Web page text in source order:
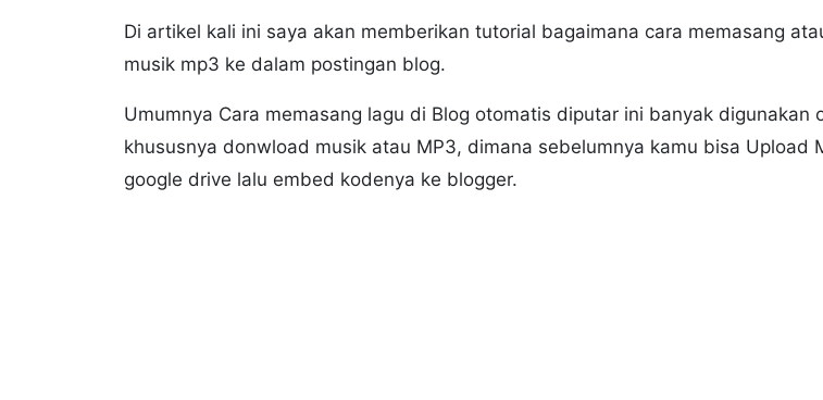
Di artikel kali ini saya akan memberikan tutorial bagaimana cara memasang
musik mp3 ke dalam postingan blog.
Umumnya Cara memasang lagu di Blog otomatis diputar ini banyak digunakan
khususnya donwload musik atau MP3, dimana sebelumnya kamu bisa Upload
google drive lalu embed kodenya ke blogger.